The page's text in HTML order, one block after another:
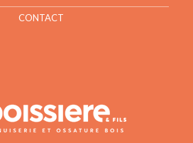
CONTACT